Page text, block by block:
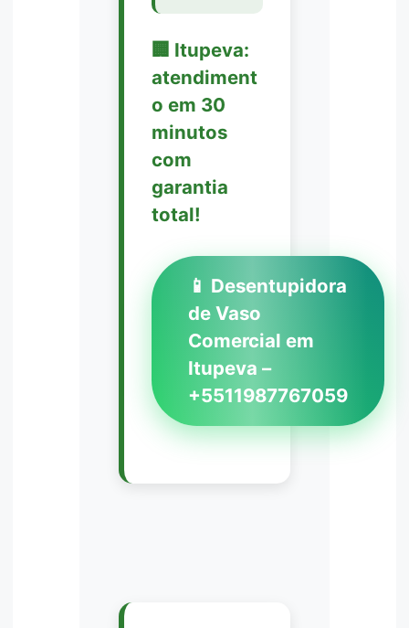
🏢 Itupeva:
atendiment
o em 30
minutos
com
garantia
total!
📱 Desentupidora
de Vaso
Comercial em
Itupeva –
+5511987767059